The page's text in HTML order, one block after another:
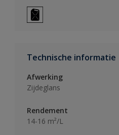
Technische informatie
Afwerking
Zijdeglans
Rendement
14-16 m²/L